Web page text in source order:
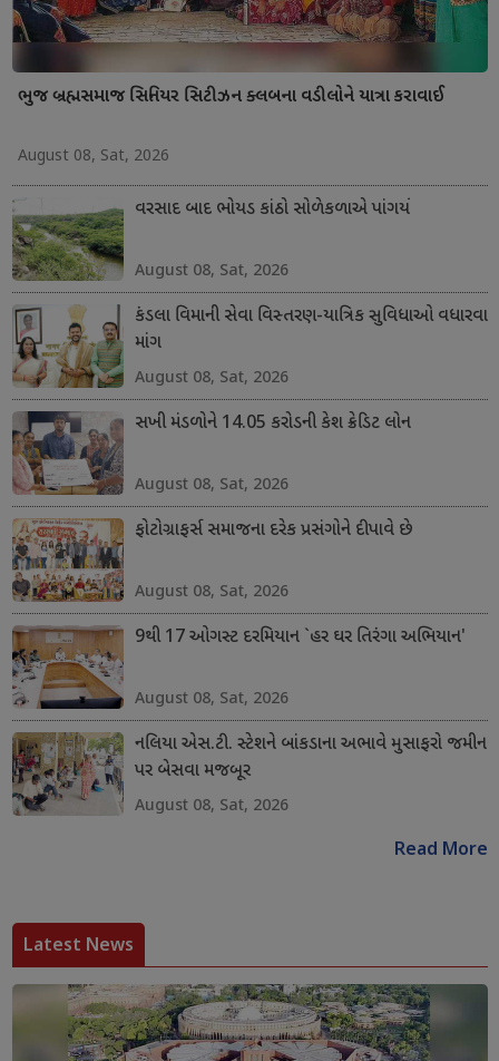
ભુજ બ્રહ્મસમાજ સિનિયર સિટીઝન ક્લબના વડીલોને યાત્રા કરાવાઈ
August 08, Sat, 2026
વરસાદ બાદ ભોયડ કાંઠો સોળેકળાએ પાંગર્યો
August 08, Sat, 2026
કંડલા વિમાની સેવા વિસ્તરણ-યાત્રિક સુવિધાઓ વધારવા
માંગ
August 08, Sat, 2026
સખી મંડળોને 14.05 કરોડની કેશ ક્રેડિટ લોન
August 08, Sat, 2026
ફોટોગ્રાફર્સ સમાજના દરેક પ્રસંગોને દીપાવે છે
August 08, Sat, 2026
9થી 17 ઓગસ્ટ દરમિયાન `હર ઘર તિરંગા અભિયાન'
August 08, Sat, 2026
નલિયા એસ.ટી. સ્ટેશને બાંકડાના અભાવે મુસાફરો જમીન
પર બેસવા મજબૂર
August 08, Sat, 2026
Read More
Latest News